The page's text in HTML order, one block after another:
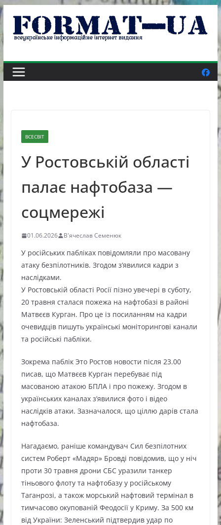
Skip
content
ВСЕСВІТ
У Ростовській області
палає нафтобаза —
соцмережі
01.06.2026 В'ячеслав Семенюк
У російських пабліках повідомляли про масовану
атаку безпілотників. Згодом з’явилися кадри з
наслідками.
У Ростовській області Росії пізно увечері в суботу,
20 травня сталася пожежа на нафтобазі в районі
Матвєєв Курган. Про це із посиланням на кадри
очевидців пишуть українські моніторингові канали
та російські пабліки.
Зокрема паблік Это Ростов новости після 23.00
писав, що Матвєєв Курган перебуває під
масованою атакою БПЛА і про пожежу. Згодом в
українських каналах з’явилися фото і відео
наслідків атаки. Зазначалося, що ціллю дарів стала
нафтобаза.
Нагадаємо, раніше командувач Сил безпілотних
систем Роберт «Мадяр» Бровді повідомив, що у ніч
проти 30 травня дрони СБС уразили танкер
тіньового флоту та нафтобазу у російському
Таганрозі, а також морський нафтовий термінал в
тимчасово окупованій Феодосії у Криму. За 500 км
від України: Зеленський підтвердив удар по